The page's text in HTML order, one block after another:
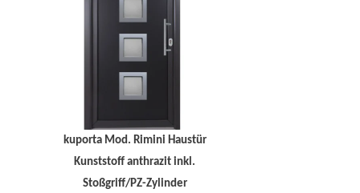
kuporta Mod. Rimini Haustür
Kunststoff anthrazit inkl.
Stoßgriff/PZ-Zylinder